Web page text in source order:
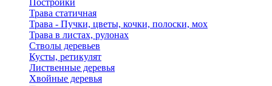
Постройки
Трава статичная
Трава - Пучки, цветы, кочки, полоски, мох
Трава в листах, рулонах
Стволы деревьев
Кусты, ретикулят
Лиственные деревья
Хвойные деревья